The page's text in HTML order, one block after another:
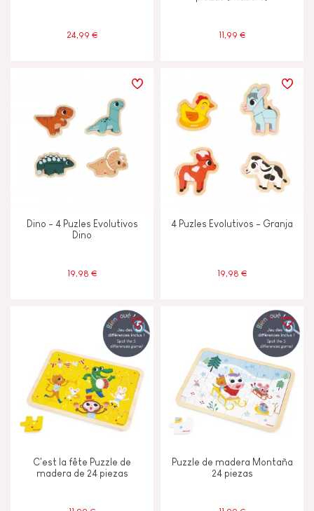
24,99 € 11,99 €
Dino - 4 Puzles Evolutivos
Dino
19,98 €
4 Puzles Evolutivos - Granja
19,98 €
C'est la fête Puzzle de
madera de 24 piezas
Puzzle de madera Montaña
24 piezas